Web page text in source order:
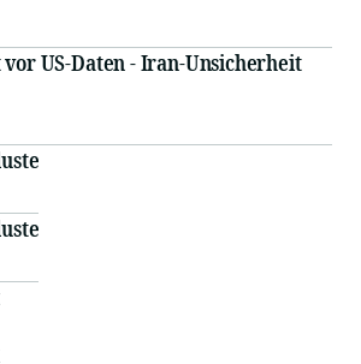
US-Daten - Iran-Unsicherheit